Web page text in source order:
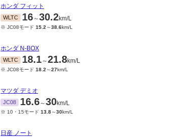
ホンダ フィット
WLTC 16～30.2km/L
※ JC08モード 15.2 ～38.6km/L
ホンダ N-BOX
WLTC 18.1～21.8km/L
※ JC08モード 18.2 ～27km/L
マツダ デミオ
JC08 16.6～30km/L
※ 10・15モード 13.8～30km/L
日産 ノート